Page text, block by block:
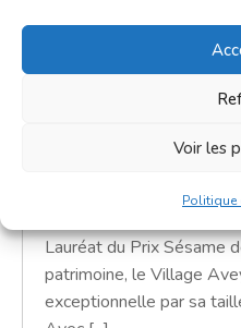
Voir les
Politique
Découvrez la
du village
En journée
Eglise Saint-
Lauréat du Prix Sésame
patrimoine, le Village
exceptionnelle par sa